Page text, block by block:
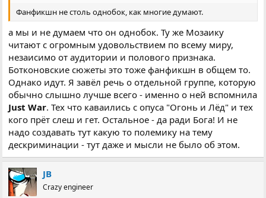
Фанфикшн не столь однобок, как многие думают.
а мы и не думаем что он однобок. Ту же Мозаику
читают с огромным удовольствием по всему миру,
незаисимо от аудитории и полового признака.
Ботконовские сюжеты это тоже фанфикшн в общем то.
Однако идут. Я завёл речь о отдельной группе, которую
обычно слышно лучше всего - именно о ней вспомнила
Just War. Тех что каваились с опуса "Огонь и Лёд" и тех
кого прёт слеш и гет. Остальное - да ради Бога! И не
надо создавать тут какую то полемику на тему
дескриминации - тут даже и мысли не было об этом.
JB
Crazy engineer